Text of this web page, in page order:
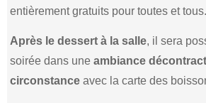
entièrement gratuits pour toutes et tous.
Après le dessert à la salle, il sera
soirée dans uneambiance
circonstance avec la carte des